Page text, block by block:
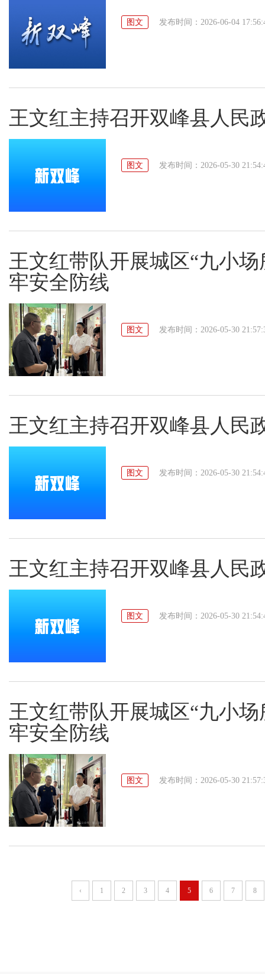
图文 发布时间：2026-06-04
王文红主持召开双峰县人民
图文 发布时间：2026-05-30
王文红带队开展城区“九小
牢安全防线
图文 发布时间：2026-05-30
王文红主持召开双峰县人民
图文 发布时间：2026-05-30
王文红主持召开双峰县人民
图文 发布时间：2026-05-30
王文红带队开展城区“九小
牢安全防线
图文 发布时间：2026-05-30
‹ 1 2 3 4 5 6 7 8